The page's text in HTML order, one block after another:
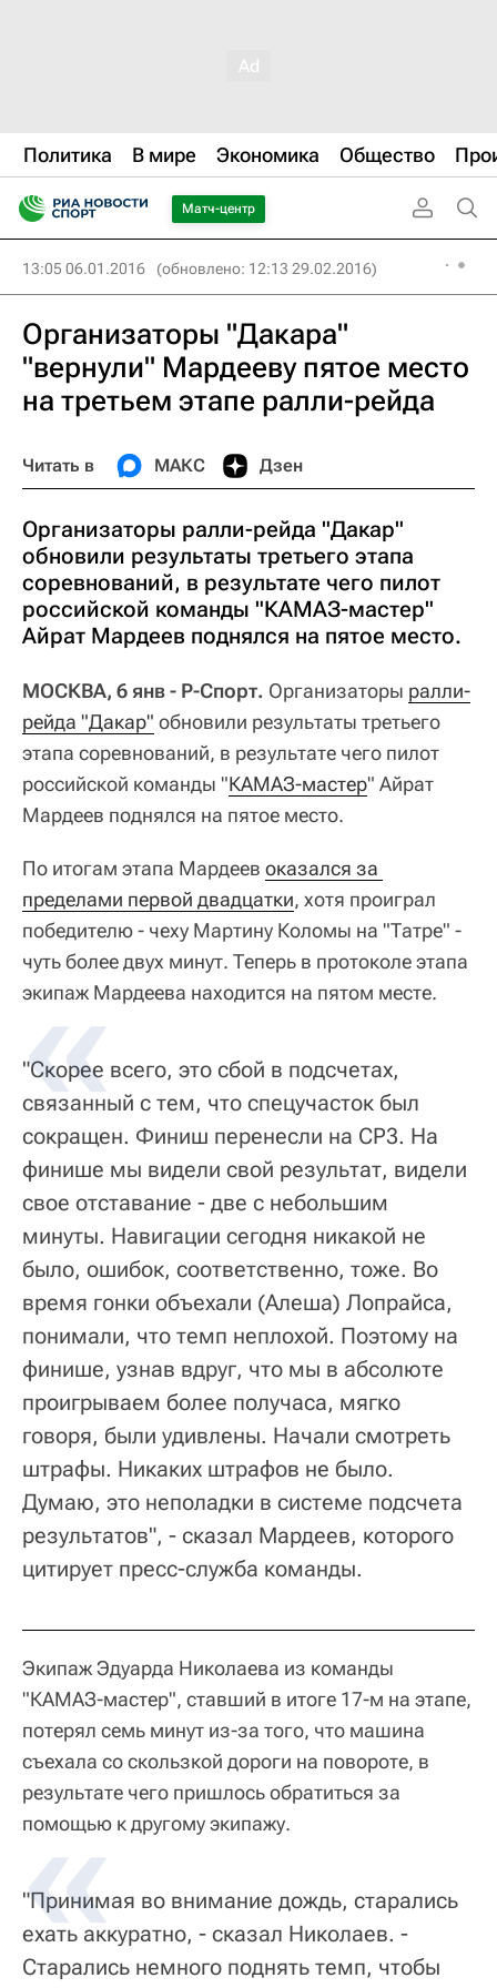
Политика В мире Экономика Общество
Матч-центр
13:05 06.01.2016 (обновлено: 12:13 29.02.2016)
Организаторы "Дакара"
"вернули" Мардееву пятое место
на третьем этапе ралли-рейда
Читать в МАКС Дзен
Организаторы ралли-рейда "Дакар"
обновили результаты третьего этапа
соревнований, в результате чего пилот
российской команды "КАМАЗ-мастер"
Айрат Мардеев поднялся на пятое место.
МОСКВА, 6 янв - Р-Спорт. Организаторы ралли-
рейда "Дакар" обновили результаты третьего
этапа соревнований, в результате чего пилот
российской команды "КАМАЗ-мастер" Айрат
Мардеев поднялся на пятое место.
По итогам этапа Мардеев оказался за
пределами первой двадцатки, хотя проиграл
победителю - чеху Мартину Коломы на "Татре" -
чуть более двух минут. Теперь в протоколе этапа
экипаж Мардеева находится на пятом месте.
"Скорее всего, это сбой в подсчетах,
связанный с тем, что спецучасток был
сокращен. Финиш перенесли на СР3. На
финише мы видели свой результат, видели
свое отставание - две с небольшим
минуты. Навигации сегодня никакой не
было, ошибок, соответственно, тоже. Во
время гонки объехали (Алеша) Лопрайса,
понимали, что темп неплохой. Поэтому на
финише, узнав вдруг, что мы в абсолюте
проигрываем более получаса, мягко
говоря, были удивлены. Начали смотреть
штрафы. Никаких штрафов не было.
Думаю, это неполадки в системе подсчета
результатов", - сказал Мардеев, которого
цитирует пресс-служба команды.
Экипаж Эдуарда Николаева из команды
"КАМАЗ-мастер", ставший в итоге 17-м на этапе,
потерял семь минут из-за того, что машина
съехала со скользкой дороги на повороте, в
результате чего пришлось обратиться за
помощью к другому экипажу.
"Принимая во внимание дождь, старались
ехать аккуратно, - сказал Николаев. -
Старались немного поднять темп, чтобы